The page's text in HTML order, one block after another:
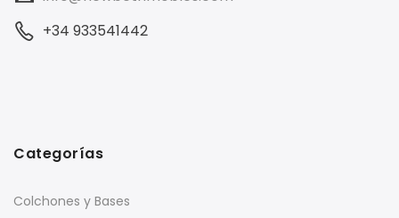
+34 933541442
Categorías
Colchones y Bases